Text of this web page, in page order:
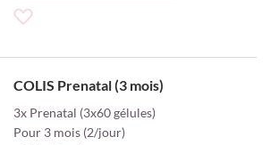
ma
liste
COLIS Prenatal (3 mois)
3x Prenatal (3x60 gélules)
Pour 3 mois (2/jour)